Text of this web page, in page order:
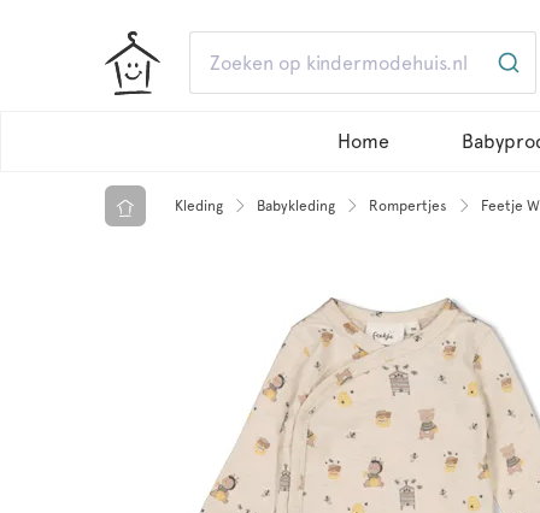
Home
Kleding Babykleding Rompertjes Feetje